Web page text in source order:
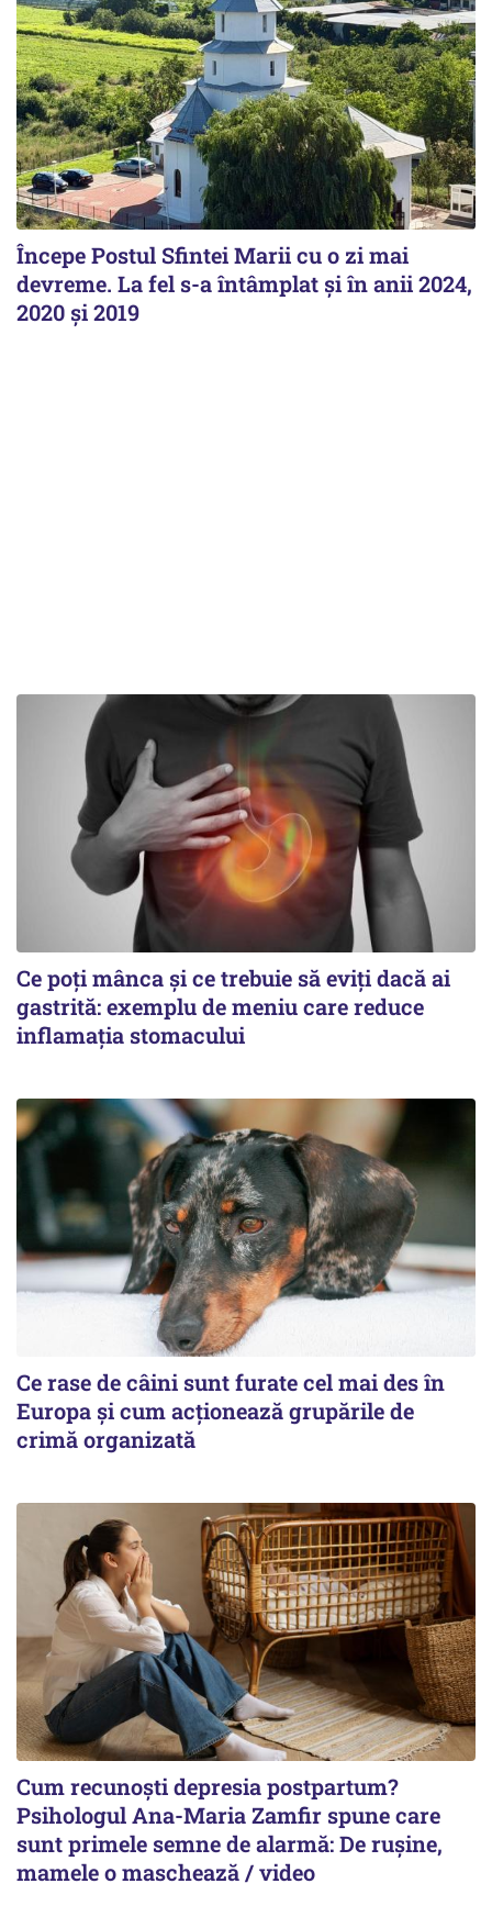
Începe Postul Sfintei Marii cu o zi mai
devreme. La fel s-a întâmplat și în anii 2024,
2020 și 2019
Ce poți mânca și ce trebuie să eviți dacă ai
gastrită: exemplu de meniu care reduce
inflamația stomacului
Ce rase de câini sunt furate cel mai des în
Europa și cum acționează grupările de
crimă organizată
Cum recunoști depresia postpartum?
Psihologul Ana-Maria Zamfir spune care
sunt primele semne de alarmă: De rușine,
mamele o maschează / video